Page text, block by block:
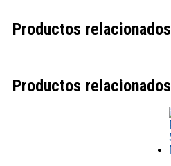
Productos relacionados
Productos relacionados